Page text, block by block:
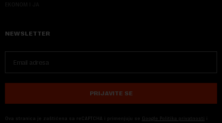
EKONOM I JA
NEWSLETTER
PRIJAVITE SE
Ova stranica je zaštićena sa reCAPTCHA i primenjuju se Google Politika privatnosti i